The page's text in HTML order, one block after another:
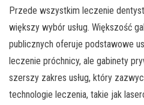
Przede wszystkim leczenie
większy wybór usług. Większość
publicznych oferuje podstawowe
leczenie próchnicy, ale gabinety
szerszy zakres usług, który
technologie leczenia, takie jak